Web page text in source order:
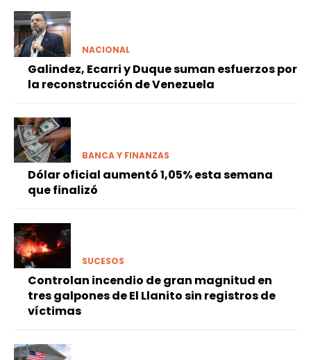
NACIONAL
Galindez, Ecarri y Duque suman esfuerzos por
la reconstrucción de Venezuela
BANCA Y FINANZAS
Dólar oficial aumentó 1,05% esta semana
que finalizó
SUCESOS
Controlan incendio de gran magnitud en
tres galpones de El Llanito sin registros de
víctimas